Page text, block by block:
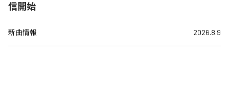
信開始
新曲情報 2026.8.9